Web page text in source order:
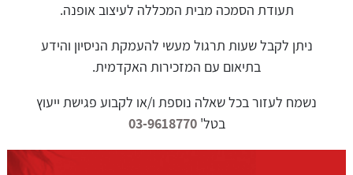
תעודת הסמכה מבית המכללה לעיצוב אופנה.
ניתן לקבל שעות תרגול מעשי להעמקת הניסיון והידע
בתיאום עם המזכירות האקדמית.
נשמח לעזור בכל שאלה נוספת ו/או לקבוע פגישת ייעוץ
בטל'03-9618770